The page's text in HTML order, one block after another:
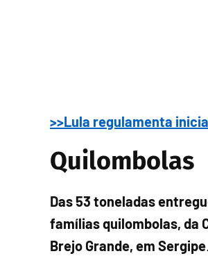
>>Lula regulamenta
Quilombolas
Das 53 toneladas
famílias quilombolas, da
Brejo Grande, em Sergipe.